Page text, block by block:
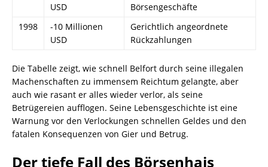
USD
Börsengeschäfte
1998
-10 Millionen
USD
Gerichtlich angeordnete
Rückzahlungen
Die Tabelle zeigt, wie schnell Belfort durch seine illegalen
Machenschaften zu immensem Reichtum gelangte, aber
auch wie rasant er alles wieder verlor, als seine
Betrügereien aufflogen. Seine Lebensgeschichte ist eine
Warnung vor den Verlockungen schnellen Geldes und den
fatalen Konsequenzen von Gier und Betrug.
Der tiefe Fall des Börsenhais